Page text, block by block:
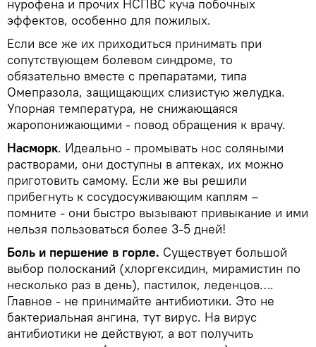
нурофена и прочих НСПВС куча побочных
эффектов, особенно для пожилых.
Если все же их приходиться принимать при
сопутствующем болевом синдроме, то
обязательно вместе с препаратами, типа
Омепразола, защищающих слизистую желудка.
Упорная температура, не снижающаяся
жаропонижающими - повод обращения к врачу.
Насморк. Идеально - промывать нос соляными
растворами, они доступны в аптеках, их можно
приготовить самому. Если же вы решили
прибегнуть к сосудосуживающим каплям –
помните - они быстро вызывают привыкание и ими
нельзя пользоваться более 3-5 дней!
Боль и першение в горле. Существует большой
выбор полосканий (хлоргексидин, мирамистин по
несколько раз в день), пастилок, леденцов….
Главное - не принимайте антибиотики. Это не
бактериальная ангина, тут вирус. На вирус
антибиотики не действуют, а вот получить